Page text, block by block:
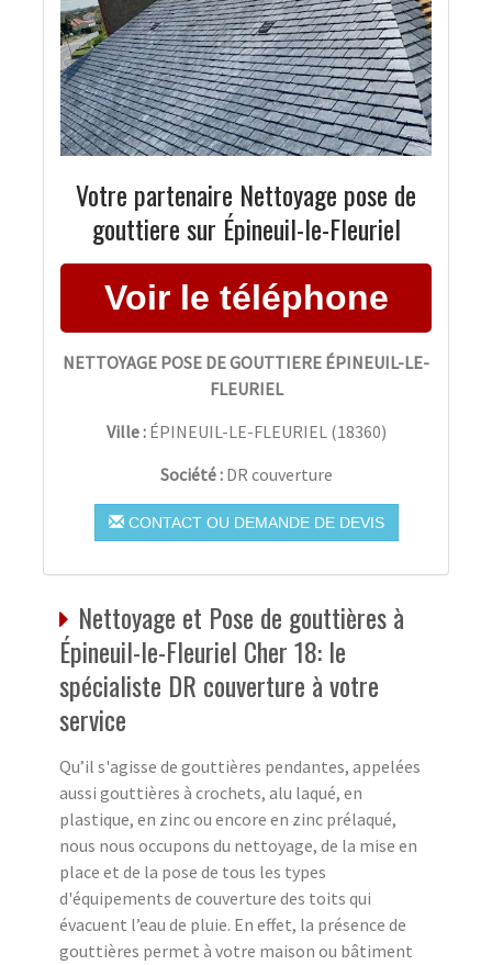
Votre partenaire Nettoyage pose de
gouttiere sur Épineuil-le-Fleuriel
NETTOYAGE POSE DE GOUTTIERE ÉPINEUIL-LE-
FLEURIEL
Ville : ÉPINEUIL-LE-FLEURIEL(18360)
Société : DR couverture
CONTACT OU DEMANDE DE DEVIS
Nettoyage et Pose de gouttières à
Épineuil-le-Fleuriel Cher 18: le
spécialiste DR couverture à votre
service
Qu’il s'agisse de gouttières pendantes, appelées
aussi gouttières à crochets, alu laqué, en
plastique, en zinc ou encore en zinc prélaqué,
nous nous occupons du nettoyage, de la mise en
place et de la pose de tous les types
d'équipements de couverture des toits qui
évacuent l’eau de pluie. En effet, la présence de
gouttières permet à votre maison ou bâtiment